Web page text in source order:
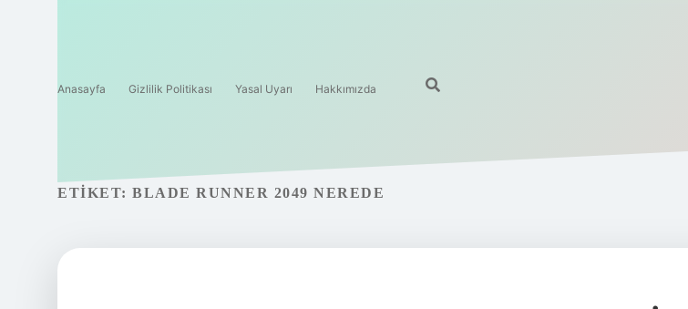
Anasayfa Gizlilik Politikası Yasal Uyarı Hakkımızda
ETIKET: BLADE RUNNER 2049 NEREDE